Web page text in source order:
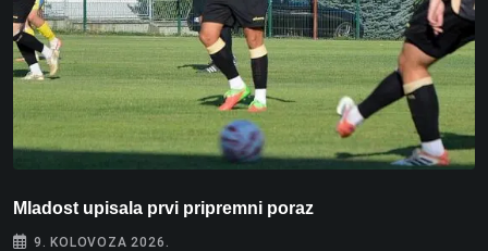
Mladost upisala prvi pripremni poraz
9. KOLOVOZA 2026.